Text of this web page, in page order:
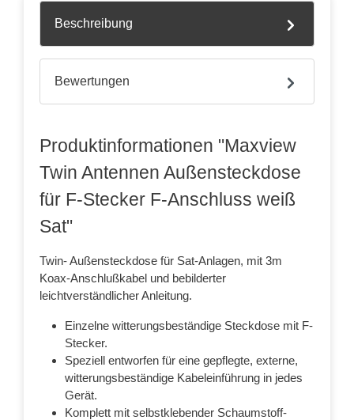
Beschreibung
Bewertungen
Produktinformationen "Maxview
Twin Antennen Außensteckdose
für F-Stecker F-Anschluss weiß
Sat"
Twin- Außensteckdose für Sat-Anlagen, mit 3m
Koax-Anschlußkabel und bebilderter
leichtverständlicher Anleitung.
Einzelne witterungsbeständige Steckdose mit F-
Stecker.
Speziell entworfen für eine gepflegte, externe,
witterungsbeständige Kabeleinführung in jedes
Gerät.
Komplett mit selbstklebender Schaumstoff-